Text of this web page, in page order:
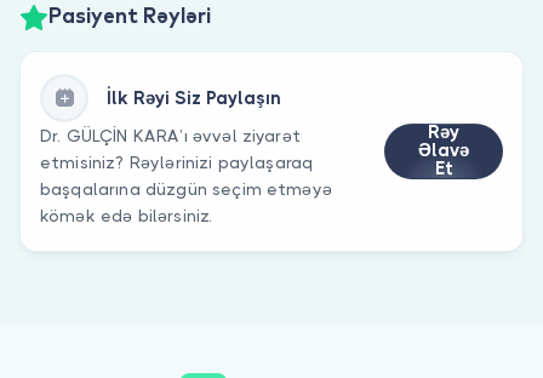
Pasiyent Rəyləri
İlk Rəyi Siz Paylaşın
Dr. GÜLÇİN KARA’ı əvvəl ziyarət
etmisiniz? Rəylərinizi paylaşaraq
başqalarına düzgün seçim etməyə
kömək edə bilərsiniz.
Rəy
Əlavə
Et